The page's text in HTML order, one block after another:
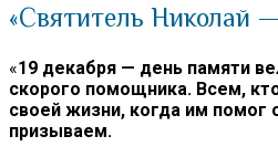
«Святитель Николай
«19 декабря — день памяти
скорого помощника. Всем,
своей жизни, когда им помог
призываем.